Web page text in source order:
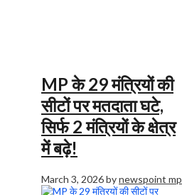
MP के 29 मंत्रियों की
सीटों पर मतदाता घटे,
सिर्फ 2 मंत्रियों के क्षेत्र
में बढ़े!
March 3, 2026bynewspoint mp